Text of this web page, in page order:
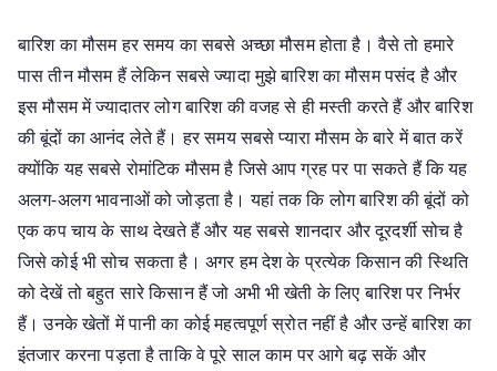
बारिश का मौसम हर समय का सबसे अच्छा मौसम होता है। वैसे तो हमारे
पास तीन मौसम हैं लेकिन सबसे ज्यादा मुझे बारिश का मौसम पसंद है और
इस मौसम में ज्यादातर लोग बारिश की वजह से ही मस्ती करते हैं और बारिश
की बूंदों का आनंद लेते हैं। हर समय सबसे प्यारा मौसम के बारे में बात करें
क्योंकि यह सबसे रोमांटिक मौसम है जिसे आप ग्रह पर पा सकते हैं कि यह
अलग-अलग भावनाओं को जोड़ता है। यहां तक कि लोग बारिश की बूंदों को
एक कप चाय के साथ देखते हैं और यह सबसे शानदार और दूरदर्शी सोच है
जिसे कोई भी सोच सकता है। अगर हम देश के प्रत्येक किसान की स्थिति
को देखें तो बहुत सारे किसान हैं जो अभी भी खेती के लिए बारिश पर निर्भर
हैं। उनके खेतों में पानी का कोई महत्वपूर्ण स्रोत नहीं है और उन्हें बारिश का
इंतजार करना पड़ता है ताकि वे पूरे साल काम पर आगे बढ़ सकें और